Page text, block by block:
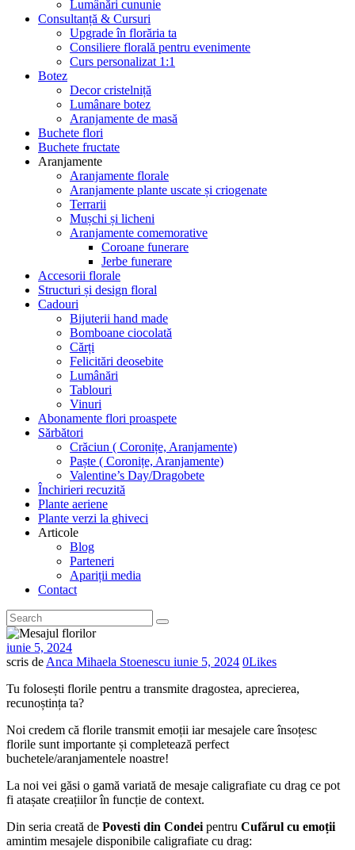
Lumânări cununie
Consultanță & Cursuri
Upgrade în florăria ta
Consiliere florală pentru evenimente
Curs personalizat 1:1
Botez
Decor cristelniță
Lumânare botez
Aranjamente de masă
Buchete flori
Buchete fructate
Aranjamente
Aranjamente florale
Aranjamente plante uscate și criogenate
Terrarii
Mușchi și licheni
Aranjamente comemorative
Coroane funerare
Jerbe funerare
Accesorii florale
Structuri și design floral
Cadouri
Bijuterii hand made
Bomboane ciocolată
Cărți
Felicitări deosebite
Lumânări
Tablouri
Vinuri
Abonamente flori proaspete
Sărbători
Crăciun ( Coronițe, Aranjamente)
Paște ( Coronițe, Aranjamente)
Valentine’s Day/Dragobete
Închirieri recuzită
Plante aeriene
Plante verzi la ghiveci
Articole
Blog
Parteneri
Apariții media
Contact
iunie 5, 2024
scris de Anca Mihaela Stoenescu iunie 5, 2024 0Likes
Tu folosești florile pentru a transmite dragostea, aprecierea,
recunoștința ta?
Noi credem că florile transmit emoții iar mesajele care însoțesc
florile sunt importante și completează perfect
buchetele/aranjamentele noastre!
La noi vei găsi o gamă variată de mesaje caligrafiate cu drag ce pot
fi atașate creațiilor în funcție de context.
Din seria creată de Povesti din Condei pentru Cufărul cu emoții
amintim mesajele disponibile caligrafiate cu drag: